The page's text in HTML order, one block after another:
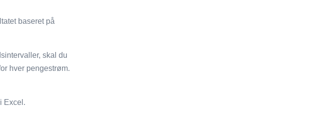
baseret på
skal du
hver pengestrøm.
Excel.